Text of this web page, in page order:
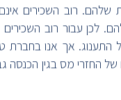
שלהם. רוב השכירים
לכן עבור רוב
התענוג. אך אנו בחברת
של החזרי מס בגין